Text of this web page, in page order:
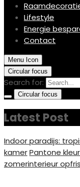
Lifestyle
Energie
Contact
Menu Icon
Circular focus
Search for:
Circular focus
Latest Post
Indoor paradijs:
kamerPantone
zomerinterieur